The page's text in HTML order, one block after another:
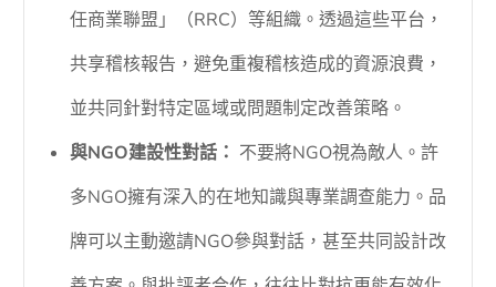
任商業聯盟」（RRC）等組織。透過這些平台，
共享稽核報告，避免重複稽核造成的資源浪費，
並共同針對特定區域或問題制定改善策略。
與NGO建設性對話： 不要將NGO視為敵人。許
多NGO擁有深入的在地知識與專業調查能力。品
牌可以主動邀請NGO參與對話，甚至共同設計改